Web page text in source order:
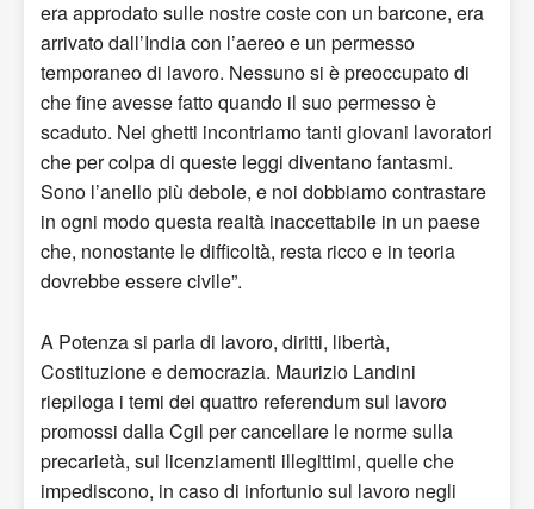
era approdato sulle nostre coste con un barcone, era
arrivato dall’India con l’aereo e un permesso
temporaneo di lavoro. Nessuno si è preoccupato di
che fine avesse fatto quando il suo permesso è
scaduto. Nei ghetti incontriamo tanti giovani lavoratori
che per colpa di queste leggi diventano fantasmi.
Sono l’anello più debole, e noi dobbiamo contrastare
in ogni modo questa realtà inaccettabile in un paese
che, nonostante le difficoltà, resta ricco e in teoria
dovrebbe essere civile”.
A Potenza si parla di lavoro, diritti, libertà,
Costituzione e democrazia. Maurizio Landini
riepiloga i temi dei quattro referendum sul lavoro
promossi dalla Cgil per cancellare le norme sulla
precarietà, sui licenziamenti illegittimi, quelle che
impediscono, in caso di infortunio sul lavoro negli